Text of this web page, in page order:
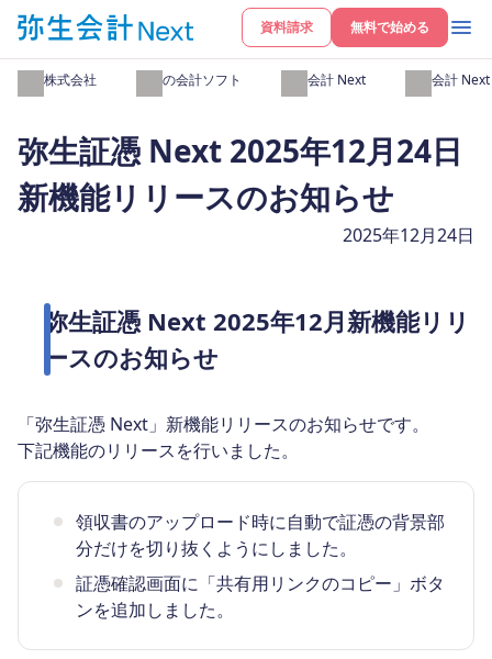
無料で始める
資料請求
弥生株式会社 弥生の会計ソフト 弥生会計 Next 弥生会計
弥生証憑 Next 2025年12月24日
新機能リリースのお知らせ
2025年12月24日
弥生証憑 Next 2025年12月新機能リリ
ースのお知らせ
「弥生証憑 Next」新機能リリースのお知らせです。
下記機能のリリースを行いました。
領収書のアップロード時に自動で証憑の背景部
分だけを切り抜くようにしました。
証憑確認画面に「共有用リンクのコピー」ボタ
ンを追加しました。